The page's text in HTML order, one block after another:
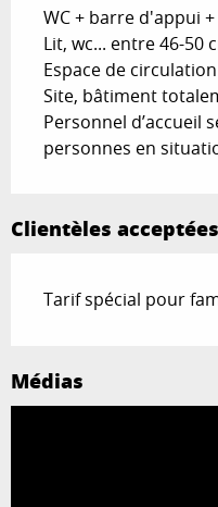
WC + barre d'appui
Lit, wc... entre 46-50
Espace de
Site, bâtiment
Personnel d’accueil
personnes en
Clientèles acceptées
Tarif spécial pour
Médias